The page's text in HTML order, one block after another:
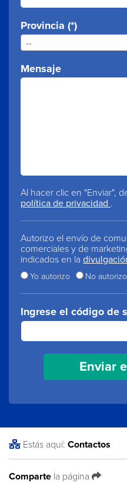
Provincia (*)
--
Mensaje
Al hacer clic en "Enviar",
política de privacidad .
Autorizo ​​el envío de
comerciales y de
indicados en la
Yo autorizo No autorizo
Ingrese el código de
Estás aquí: Contactos
Comparte la página